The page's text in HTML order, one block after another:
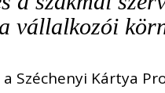
vállalkozói
Széchenyi Kártya